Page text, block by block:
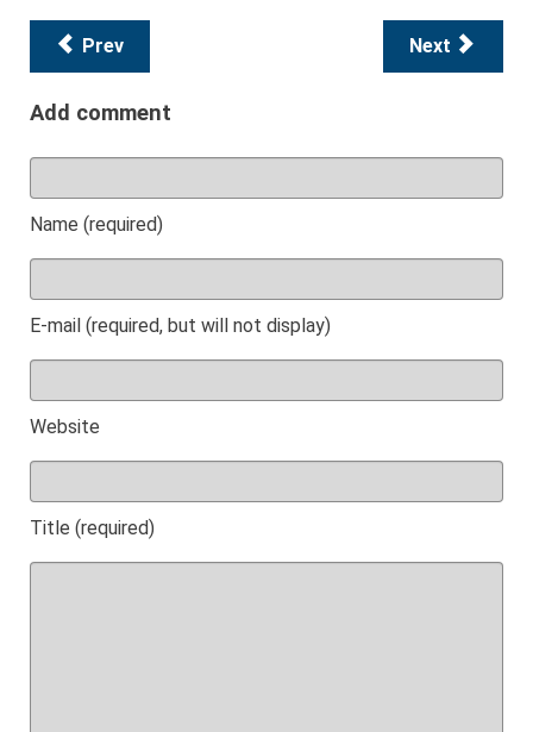
Prev Next
Add comment
Name (required)
E-mail (required, but will not display)
Website
Title (required)